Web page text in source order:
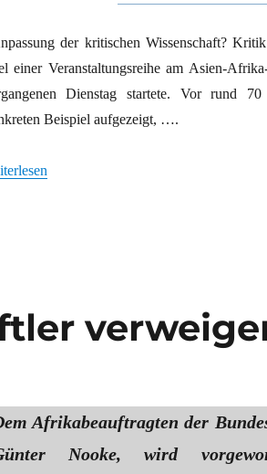
der kritischen Wissenschaft?
einer Veranstaltungsreihe am Asien-
Dienstag startete. Vor rund
Beispiel aufgezeigt, ….
Drohungen“
Afrikabeauftragten der
Nooke, wird